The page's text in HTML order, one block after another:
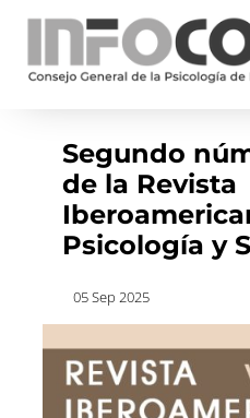
Segundo
de la Revista
Psicología y
05 Sep 2025